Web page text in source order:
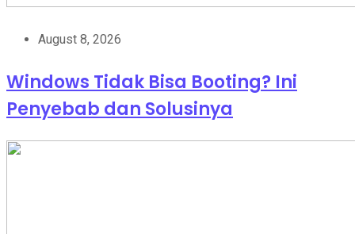
August 8, 2026
Windows Tidak Bisa Booting? Ini
Penyebab dan Solusinya